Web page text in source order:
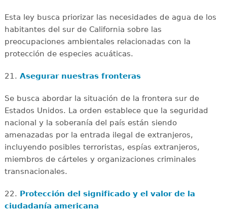
Esta ley busca priorizar las necesidades de agua de los
habitantes del sur de California sobre las
preocupaciones ambientales relacionadas con la
protección de especies acuáticas.
21. Asegurar nuestras fronteras
Se busca abordar la situación de la frontera sur de
Estados Unidos. La orden establece que la seguridad
nacional y la soberanía del país están siendo
amenazadas por la entrada ilegal de extranjeros,
incluyendo posibles terroristas, espías extranjeros,
miembros de cárteles y organizaciones criminales
transnacionales.
22. Protección del significado y el valor de la
ciudadanía americana